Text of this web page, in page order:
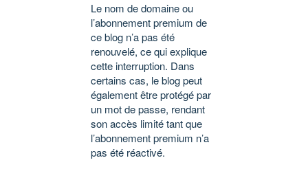
Le nom de domaine ou
l’abonnement premium de
ce blog n’a pas été
renouvelé, ce qui explique
cette interruption. Dans
certains cas, le blog peut
également être protégé par
un mot de passe, rendant
son accès limité tant que
l’abonnement premium n’a
pas été réactivé.